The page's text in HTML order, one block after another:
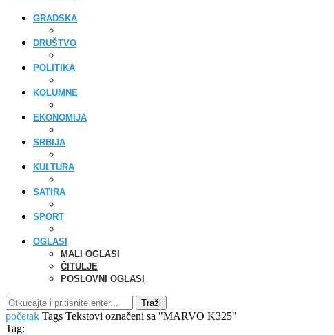
GRADSKA
DRUŠTVO
POLITIKA
KOLUMNE
EKONOMIJA
SRBIJA
KULTURA
SATIRA
SPORT
OGLASI
MALI OGLASI
ČITULJE
POSLOVNI OGLASI
Traži
početak Tags Tekstovi označeni sa "MARVO K325"
Tag: